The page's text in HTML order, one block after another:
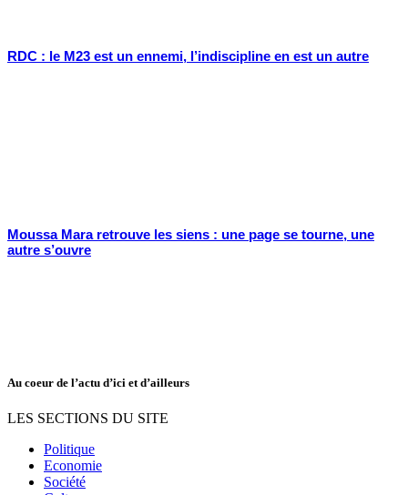
RDC : le M23 est un ennemi, l’indiscipline en est un autre
Moussa Mara retrouve les siens : une page se tourne, une
autre s’ouvre
Au coeur de l’actu d’ici et d’ailleurs
LES SECTIONS DU SITE
Politique
Economie
Société